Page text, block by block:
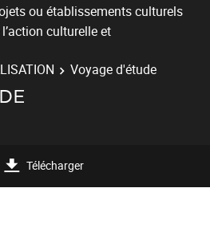
ou établissements culturels
culturelle et
Voyage d'étude
Télécharger